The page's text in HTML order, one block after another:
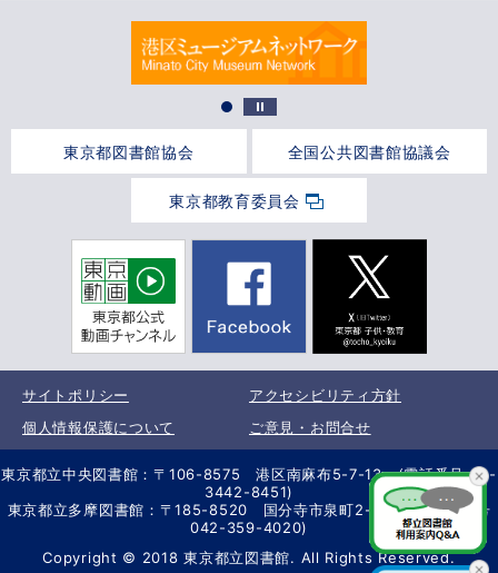
東京都図書館協会 全国公共図書館協議会
東京都教育委員会
サイトポリシー
アクセシビリティ方針
個人情報保護について
ご意見・お問合せ
東京都立中央図書館：〒106-8575 港区南麻布5-7-13 (電話番号 03-
3442-8451)
東京都立多摩図書館：〒185-8520 国分寺市泉町2-2-26 (電話番号
042-359-4020)
Copyright © 2018 東京都立図書館. All Rights Reserved.